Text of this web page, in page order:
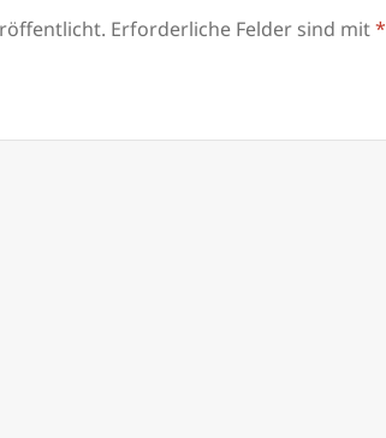
Erforderliche Felder sind mit*